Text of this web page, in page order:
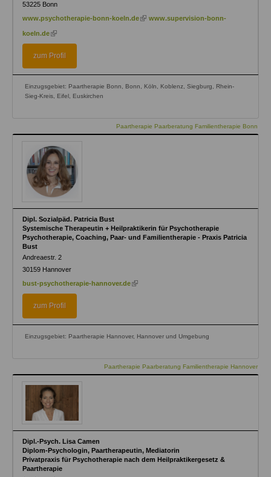
53225 Bonn
www.psychotherapie-bonn-koeln.de(linkwww.supervision-bonn-
koeln.de(link
zum Profil
Einzugsgebiet: Paartherapie Bonn, Bonn, Köln, Koblenz, Siegburg, Rhein-
Sieg-Kreis, Eifel, Euskirchen
Paartherapie Paarberatung Familientherapie Bonn
Dipl. Sozialpäd. Patricia Bust
Systemische Therapeutin + Heilpraktikerin für Psychotherapie
Psychotherapie, Coaching, Paar- und Familientherapie - Praxis Patricia
Bust
Andreaestr. 2
30159 Hannover
bust-psychotherapie-hannover.de (link
zum Profil
Einzugsgebiet: Paartherapie Hannover, Hannover und Umgebung
Paartherapie Paarberatung Familientherapie Hannover
Dipl.-Psych. Lisa Camen
Diplom-Psychologin, Paartherapeutin, Mediatorin
Privatpraxis für Psychotherapie nach dem Heilpraktikergesetz &
Paartherapie